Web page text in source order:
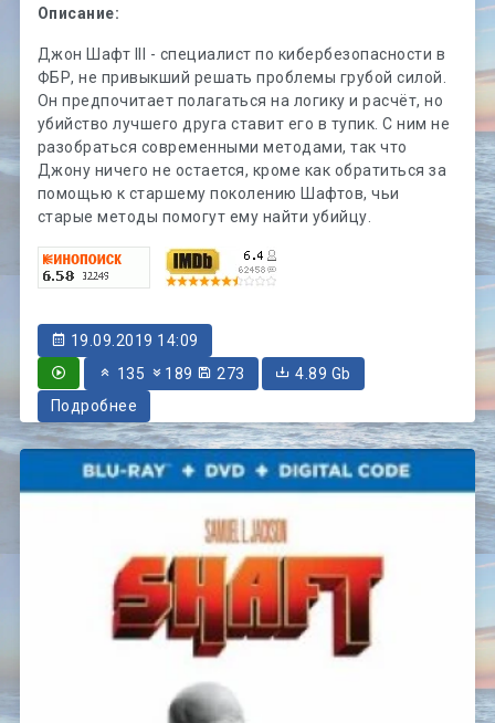
Описание:
Джон Шафт III - специалист по кибербезопасности в
ФБР, не привыкший решать проблемы грубой силой.
Он предпочитает полагаться на логику и расчёт, но
убийство лучшего друга ставит его в тупик. С ним не
разобраться современными методами, так что
Джону ничего не остается, кроме как обратиться за
помощью к старшему поколению Шафтов, чьи
старые методы помогут ему найти убийцу.
19.09.2019 14:09
135
189 273
4.89 Gb
Подробнее